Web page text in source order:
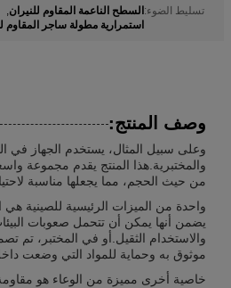
تسليط الضوء:السطح الناعمة المقاوم للنيران,
استمرارية مطولة ساجر المقاوم
وصف المنتج:
وعلى سبيل المثال، يستخدم الجهاز في
والمختبرية.هذا المنتج يقدم مجموعة
من حيث الحجم، مما يجعلها مناسبة
واحدة من الميزات الرئيسية للصينية هي
يضمن أنها يمكن أن تتحمل صعوبات
والاستخدام الثقيل.أو في المختبر، تم
موثوق به وحماية للمواد التي وضعت
خاصية أخرى مميزة من الوعاء هو